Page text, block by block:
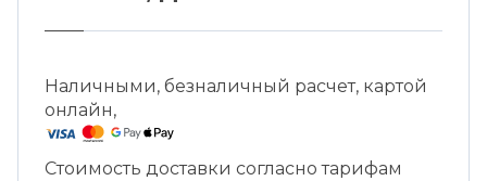
устойчивость к температурам до 220°C,
поэтому ее можно использовать для
Наличными, безналичный расчет, картой
онлайн,
Стоимость доставки согласно тарифам